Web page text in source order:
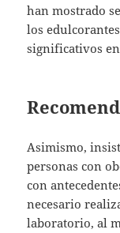
han mostrado
los
significativos
Asimismo,
personas con
con
necesario
laboratorio, al